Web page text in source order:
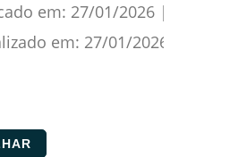
em: 27/01/2026 |
em: 27/01/2026